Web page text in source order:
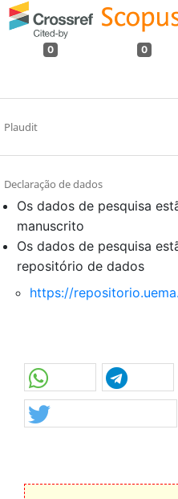
0 0
Plaudit
Declaração de dados
Os dados de pesquisa
manuscrito
Os dados de pesquisa
repositório de dados
https://